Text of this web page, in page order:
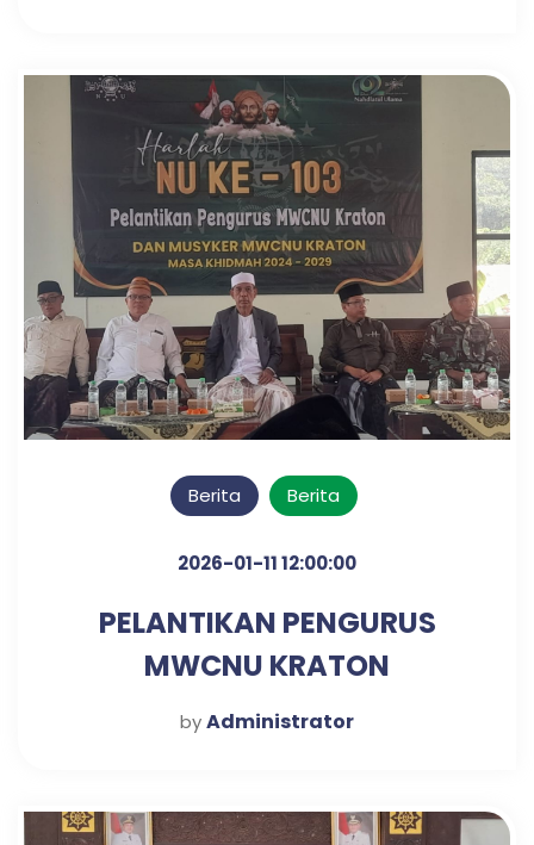
Berita Berita
2026-01-11 12:00:00
PELANTIKAN PENGURUS
MWCNU KRATON
byAdministrator